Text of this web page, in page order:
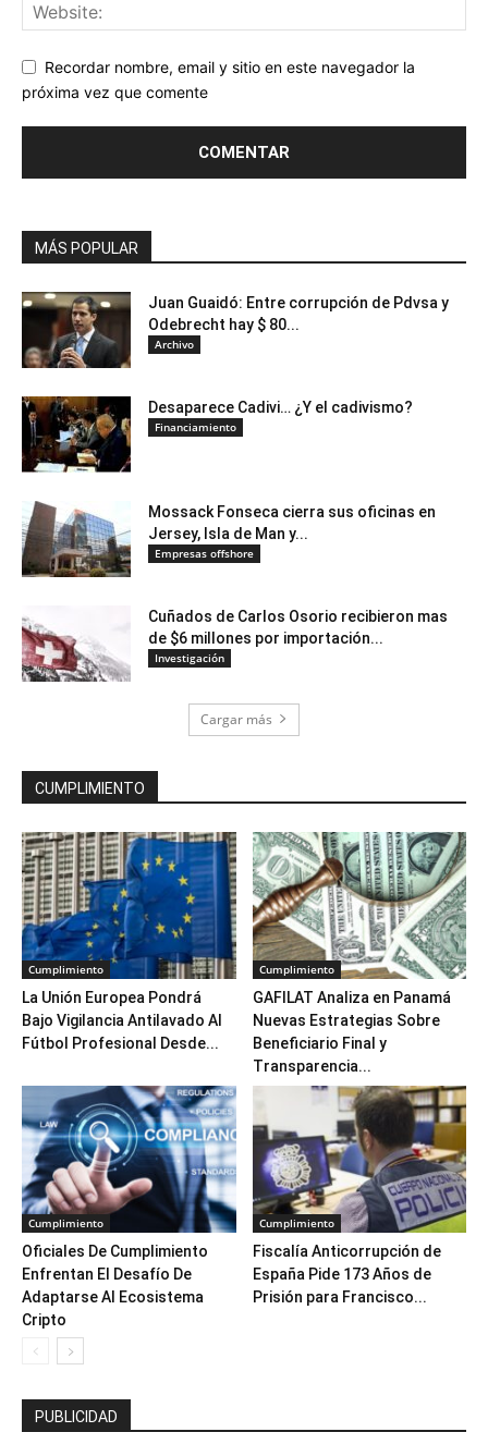
Recordar nombre, email y sitio en este navegador la
próxima vez que comente
MÁS POPULAR
Juan Guaidó: Entre corrupción de Pdvsa y
Odebrecht hay $ 80...
Archivo
Desaparece Cadivi… ¿Y el cadivismo?
Financiamiento
Mossack Fonseca cierra sus oficinas en
Jersey, Isla de Man y...
Empresas offshore
Cuñados de Carlos Osorio recibieron mas
de $6 millones por importación...
Investigación
Cargar más
CUMPLIMIENTO
Cumplimiento
La Unión Europea Pondrá
Bajo Vigilancia Antilavado Al
Fútbol Profesional Desde...
Cumplimiento
GAFILAT Analiza en Panamá
Nuevas Estrategias Sobre
Beneficiario Final y
Transparencia...
Cumplimiento
Oficiales De Cumplimiento
Enfrentan El Desafío De
Adaptarse Al Ecosistema
Cripto
Cumplimiento
Fiscalía Anticorrupción de
España Pide 173 Años de
Prisión para Francisco...
PUBLICIDAD